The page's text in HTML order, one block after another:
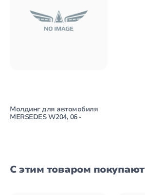
Молдинг для автомобиля
MERSEDES W204, 06 -
С этим товаром покупают